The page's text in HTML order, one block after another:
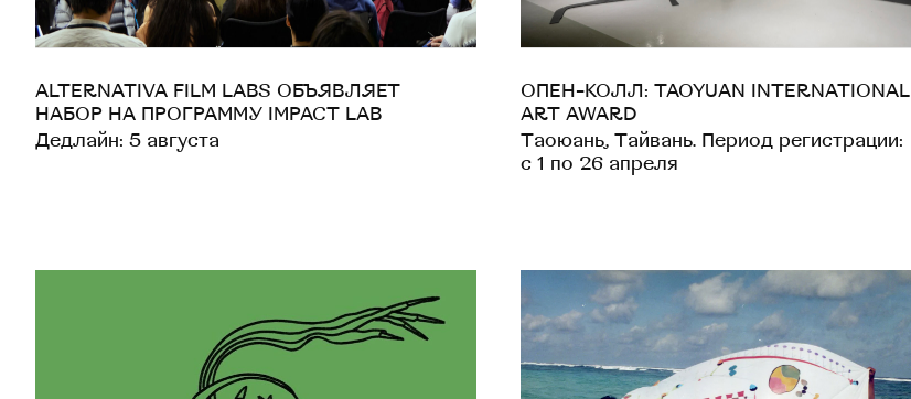
ALTERNATIVA FILM LABS ОБЪЯВЛЯЕТ
НАБОР НА ПРОГРАММУ IMPACT LAB
Дедлайн: 5 августа
ОПЕН-КОЛЛ: TAOYUAN INTERNATIONAL
ART AWARD
Таоюань, Тайвань. Период регистрации:
с 1 по 26 апреля